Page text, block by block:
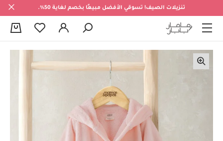
تنزيلات الصيف! تسوقي الأفضل مبيعًا بخصم لغاية 50%.